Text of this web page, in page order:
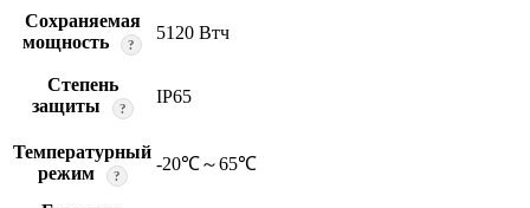
Сохраняемая
мощность
?
5120 Втч
Степень
защиты
?
IP65
Температурный
режим
?
-20℃～65℃